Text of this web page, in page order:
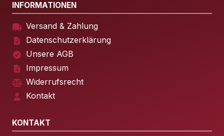
INFORMATIONEN
Versand & Zahlung
Datenschutzerklärung
Unsere AGB
Impressum
Widerrufsrecht
Kontakt
KONTAKT